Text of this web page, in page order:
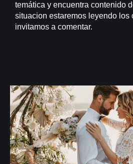
temática y encuentra contenido
situacion estaremos leyendo los
invitamos a comentar.